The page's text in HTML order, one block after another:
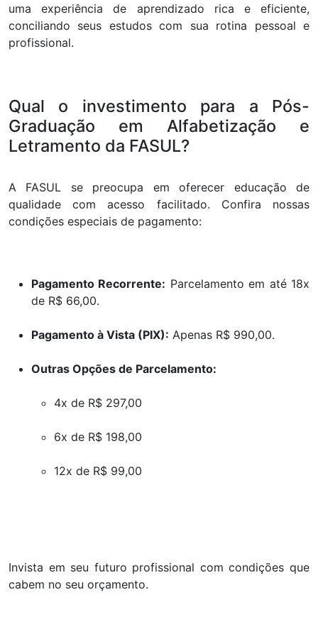
uma experiência de aprendizado rica e eficiente,
conciliando seus estudos com sua rotina pessoal e
profissional.
Qual o investimento para a Pós-
Graduação em Alfabetização e
Letramento da FASUL?
A FASUL se preocupa em oferecer educação de
qualidade com acesso facilitado. Confira nossas
condições especiais de pagamento:
Pagamento Recorrente: Parcelamento em até 18x
de R$ 66,00.
Pagamento à Vista (PIX): Apenas R$ 990,00.
Outras Opções de Parcelamento:
4x de R$ 297,00
6x de R$ 198,00
12x de R$ 99,00
Invista em seu futuro profissional com condições que
cabem no seu orçamento.